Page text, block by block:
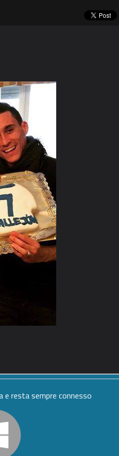
e resta sempre connesso